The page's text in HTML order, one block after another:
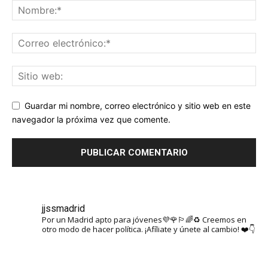
Guardar mi nombre, correo electrónico y sitio web en este
navegador la próxima vez que comente.
jjssmadrid
Por un Madrid apto para jóvenes💜🌹🏳️‍🌈♻️ Creemos en
otro modo de hacer política. ¡Afíliate y únete al cambio! ❤️👇